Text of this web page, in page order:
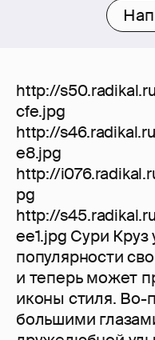
http://
cfe.jpg
http://
e8.jpg
http://
pg
http://
ee1.jpg Сури
популярности
и теперь может
иконы стиля. Во-
большими